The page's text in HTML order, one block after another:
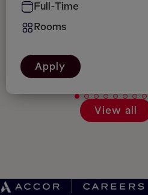
Full-Time
Rooms
Apply
View all